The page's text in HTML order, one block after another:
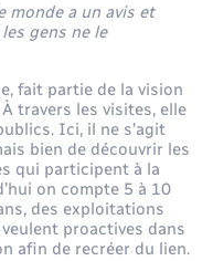
monde a un avis et
gens ne le
fait partie de la vision
travers les visites, elle
Ici, il ne s’agit
bien de découvrir les
qui participent à la
on compte 5 à 10
des exploitations
proactives dans
afin de recréer du lien.